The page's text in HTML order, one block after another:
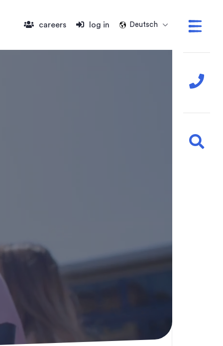
careers log in Deutsch